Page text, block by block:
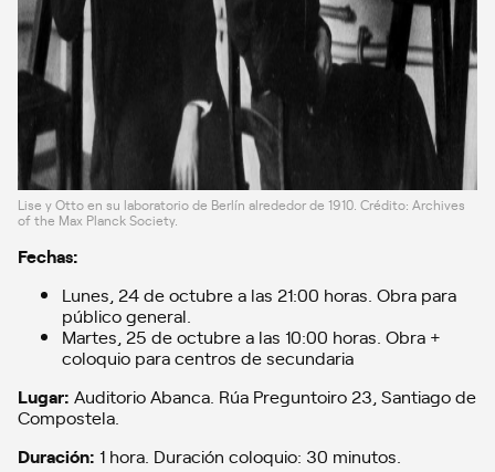
Lise y Otto en su laboratorio de Berlín alrededor de 1910. Crédito: Archives
of the Max Planck Society.
Fechas:
Lunes, 24 de octubre a las 21:00 horas. Obra para
público general.
Martes, 25 de octubre a las 10:00 horas. Obra +
coloquio para centros de secundaria
Lugar: Auditorio Abanca. Rúa Preguntoiro 23, Santiago de
Compostela.
Duración: 1 hora. Duración coloquio: 30 minutos.